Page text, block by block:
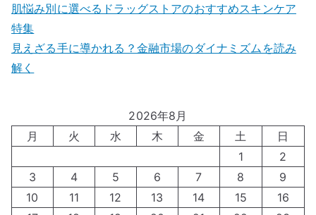
肌悩み別に選べるドラッグストアのおすすめスキンケア
特集
見えざる手に導かれる？金融市場のダイナミズムを読み
解く
2026年8月
月
火 水 木 金 土
日
1
2
3
4 5 6 7 8
9
10
11 12 13 14 15
16